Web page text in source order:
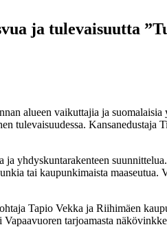
ja tulevaisuutta
alueen vaikuttajia ja
Kansanedustaja
yhdyskuntarakenteen
tai kaupunkimaista
Tapio Vekka ja Riihimäen
tarjoamasta